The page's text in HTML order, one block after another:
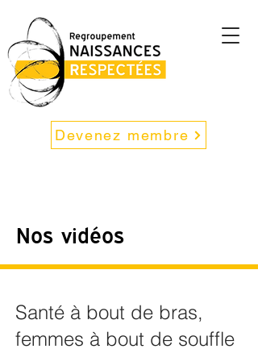
Devenez membre
Nos vidéos
Santé à bout de bras,
femmes à bout de souffle